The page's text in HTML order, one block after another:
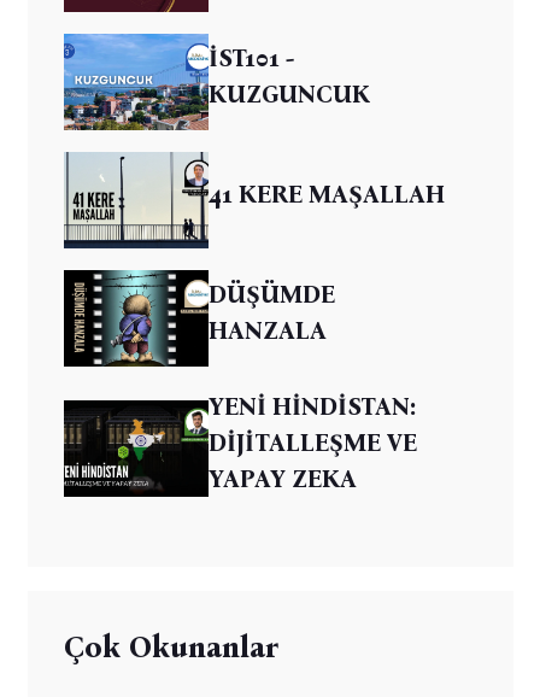
İST101 -
KUZGUNCUK
41 KERE MAŞALLAH
DÜŞÜMDE
HANZALA
YENİ HİNDİSTAN:
DİJİTALLEŞME VE
YAPAY ZEKA
Çok Okunanlar